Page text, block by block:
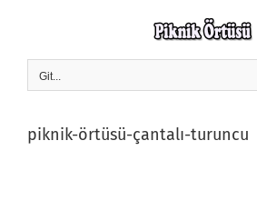
Git...
piknik-örtüsü-çantalı-turuncu